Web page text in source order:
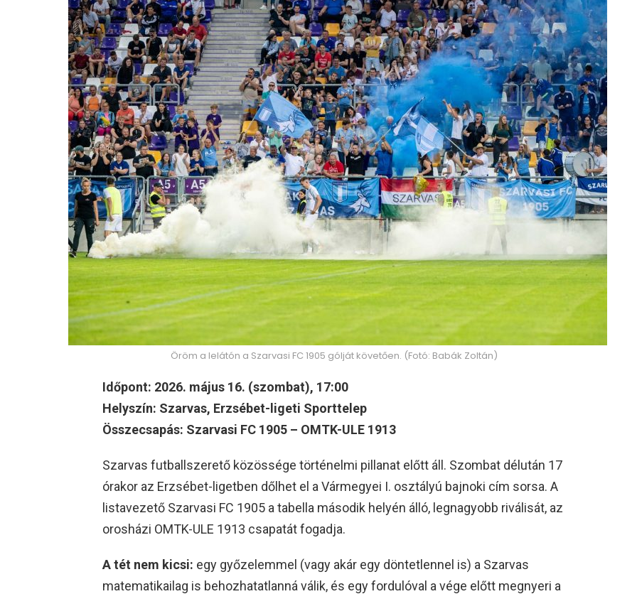
Öröm a lelátón a Szarvasi FC 1905 gólját követően. (Fotó: Babák Zoltán)
Időpont: 2026. május 16. (szombat), 17:00
Helyszín: Szarvas, Erzsébet-ligeti Sporttelep
Összecsapás: Szarvasi FC 1905 – OMTK-ULE 1913
Szarvas futballszerető közössége történelmi pillanat előtt áll. Szombat délután 17
órakor az Erzsébet-ligetben dőlhet el a Vármegyei I. osztályú bajnoki cím sorsa. A
listavezető Szarvasi FC 1905 a tabella második helyén álló, legnagyobb riválisát, az
orosházi OMTK-ULE 1913 csapatát fogadja.
A tét nem kicsi: egy győzelemmel (vagy akár egy döntetlennel is) a Szarvas
matematikailag is behozhatatlanná válik, és egy fordulóval a vége előtt megnyeri a